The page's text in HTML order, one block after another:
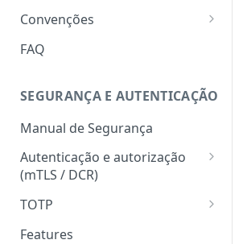
Convenções
HATEOAS
(Idempotency-key)
Status codes
Erros
FAQ
SEGURANÇA E AUTENTICAÇÃO
Manual de Segurança
Autenticação e autorização
(mTLS / DCR)
Token para gerar certificado
TOTP
Geração do hash e do código
Features